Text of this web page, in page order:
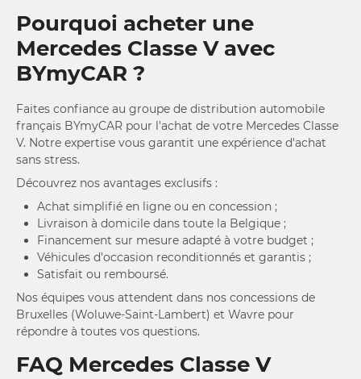
Pourquoi acheter une
Mercedes Classe V avec
BYmyCAR ?
Faites confiance au groupe de distribution automobile
français BYmyCAR pour l'achat de votre Mercedes Classe
V. Notre expertise vous garantit une expérience d'achat
sans stress.
Découvrez nos avantages exclusifs :
Achat simplifié en ligne ou en concession ;
Livraison à domicile dans toute la Belgique ;
Financement sur mesure adapté à votre budget ;
Véhicules d'occasion reconditionnés et garantis ;
Satisfait ou remboursé.
Nos équipes vous attendent dans nos concessions de
Bruxelles (Woluwe-Saint-Lambert) et Wavre pour
répondre à toutes vos questions.
FAQ Mercedes Classe V